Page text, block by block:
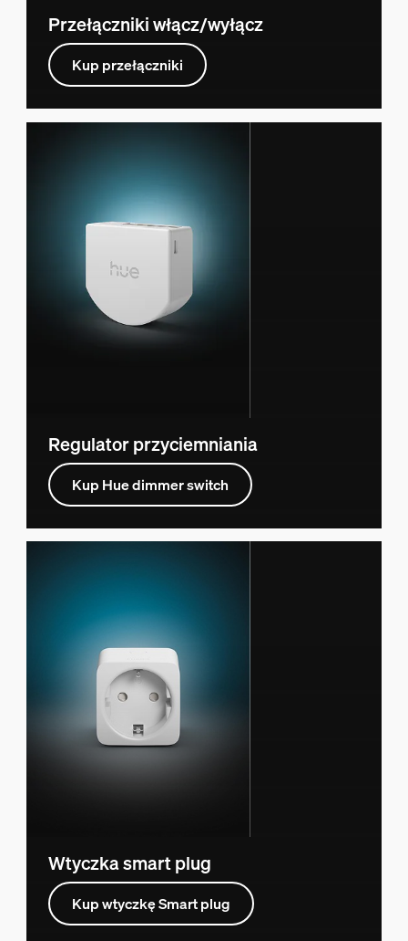
Przełączniki włącz/wyłącz
Kup przełączniki
Regulator przyciemniania
Kup Hue dimmer switch
Wtyczka smart plug
Kup wtyczkę Smart plug